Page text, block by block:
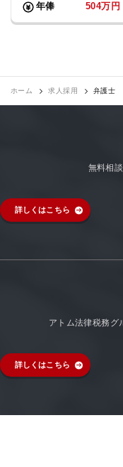
年俸
504万円
ホーム 求人採用 弁護士
無料相
詳しくはこちら
アトム法律税務グ
詳しくはこちら